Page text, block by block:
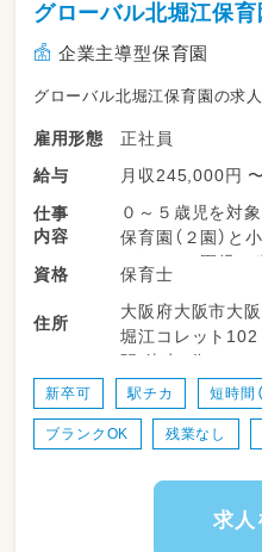
グローバル北堀江保育
企業主導型保育園
グローバル北堀江保育園の求
雇用形態
正社員
給与
月収245,000円
仕事
内容
０～５歳児を対
保育園（２園）と
・クラスの園児
ートします。
・遊びや学びの活
・保護者との連絡
資格 保育士
住所
大阪府大阪市大
堀江コレット102 大阪メトロ四つ橋線 四ツ橋
駅 徒歩3分
新卒可 駅チカ 短時間
ブランクOK 残業なし
求人